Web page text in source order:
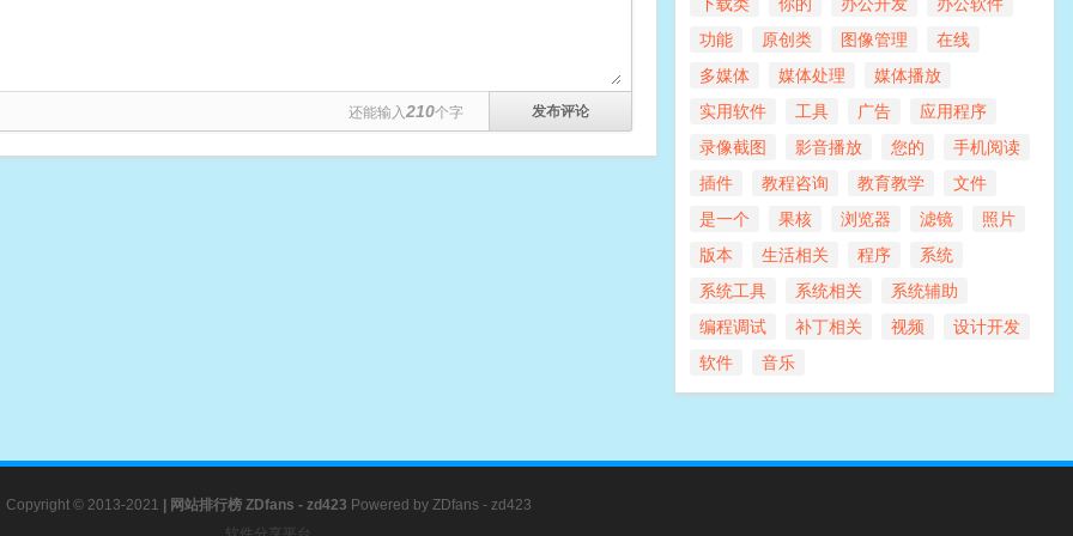
还能输入210个字
功能
原创类 图像管理
在线
多媒体
媒体处理
媒体播放
实用软件
工具 广告
应用程序
录像截图
影音播放 您的
手机阅读
插件
教程咨询 教育教学
文件
是一个
果核 浏览器 滤镜
照片
版本
生活相关 程序
系统
系统工具
系统相关
系统辅助
编程调试
补丁相关 视频
设计开发
软件
音乐
Copyright © 2013-2021 网站排行榜ZDfans - zd423 Powered by ZDfans - zd423